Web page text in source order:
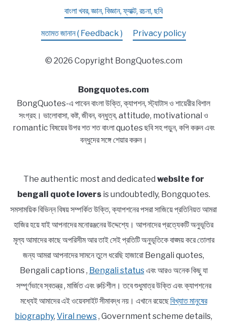
বাংলা খবর, জ্ঞান, বিজ্ঞান, ফ্যাক্ট, রচনা, ছবি
মতামত জানান ( Feedback ) Privacy policy
© 2026 Copyright BongQuotes.com
Bongquotes.com
BongQuotes-এ পাবেন বাংলা উক্তি, ক্যাপশন, স্ট্যাটাস ও শায়েরীর বিশাল
সংগ্রহ। ভালোবাসা, কষ্ট, জীবন, বন্ধুত্ব, attitude, motivational ও
romantic বিষয়ের উপর শত শত বাংলা quotes ছবি সহ পড়ুন, কপি করুন এবং
বন্ধুদের সঙ্গে শেয়ার করুন।
The authentic most and dedicated website for
bengali quote loversis undoubtedly, Bongquotes.
সমসাময়িক বিভিন্ন বিষয় সম্পর্কিত উক্তি, ক্যাপশনের পসরা সাজিয়ে প্রতিনিয়ত আমরা
হাজির হয়ে যাই আপনাদের মনোরঞ্জনের উদ্দেশ্যে। আপনাদের প্রত্যেকটি অনুভূতির
মূল্য আমাদের কাছে অপরিসীম আর তাই সেই প্রতিটি অনুভূতিকে বাঙ্ময় করে তোলার
জন্য আমরা আপনাদের সামনে তুলে ধরেছি হাজারো Bengali quotes,
Bengali captions , Bengali statusএবং আরও অনেক কিছু যা
সম্পূর্ণভাবে স্বতন্ত্র , মার্জিত এবং রুচিশীল। তবে শুধুমাত্র উক্তি এবং ক্যাপশনের
মধ্যেই আমাদের এই ওয়েবসাইট সীমাবদ্ধ নয়। এখানে রয়েছেবিখ্যাত মানুষের
biography, Viral news, Government scheme details,